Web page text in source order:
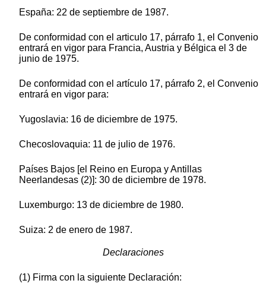
España: 22 de septiembre de 1987.
De conformidad con el articulo 17, párrafo 1, el Convenio
entrará en vigor para Francia, Austria y Bélgica el 3 de
junio de 1975.
De conformidad con el artículo 17, párrafo 2, el Convenio
entrará en vigor para:
Yugoslavia: 16 de diciembre de 1975.
Checoslovaquia: 11 de julio de 1976.
Países Bajos [el Reino en Europa y Antillas
Neerlandesas (2)]: 30 de diciembre de 1978.
Luxemburgo: 13 de diciembre de 1980.
Suiza: 2 de enero de 1987.
Declaraciones
(1) Firma con la siguiente Declaración: